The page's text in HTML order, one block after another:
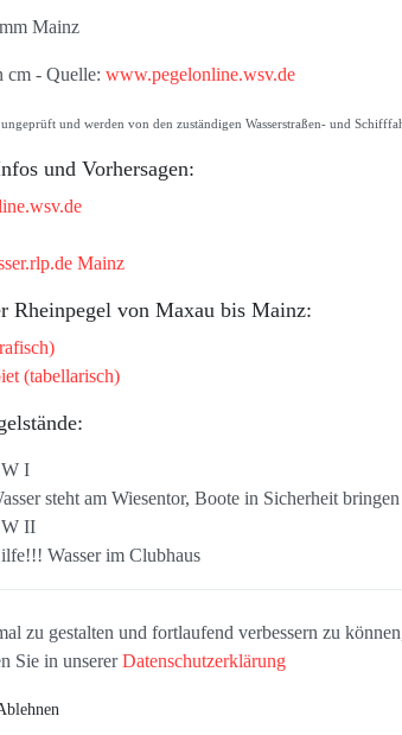
cm - Quelle: www.pegelonline.wsv.de
und werden von den zuständigen Wasserstraßen- und
und Vorhersagen:
Mainz
Rheinpegel von Maxau bis Mainz:
(tabellarisch)
I
steht am Wiesentor, Boote in Sicherheit bringen
II
Wasser im Clubhaus
zu gestalten und fortlaufend verbessern zu
Sie in unsererDatenschutzerklärung